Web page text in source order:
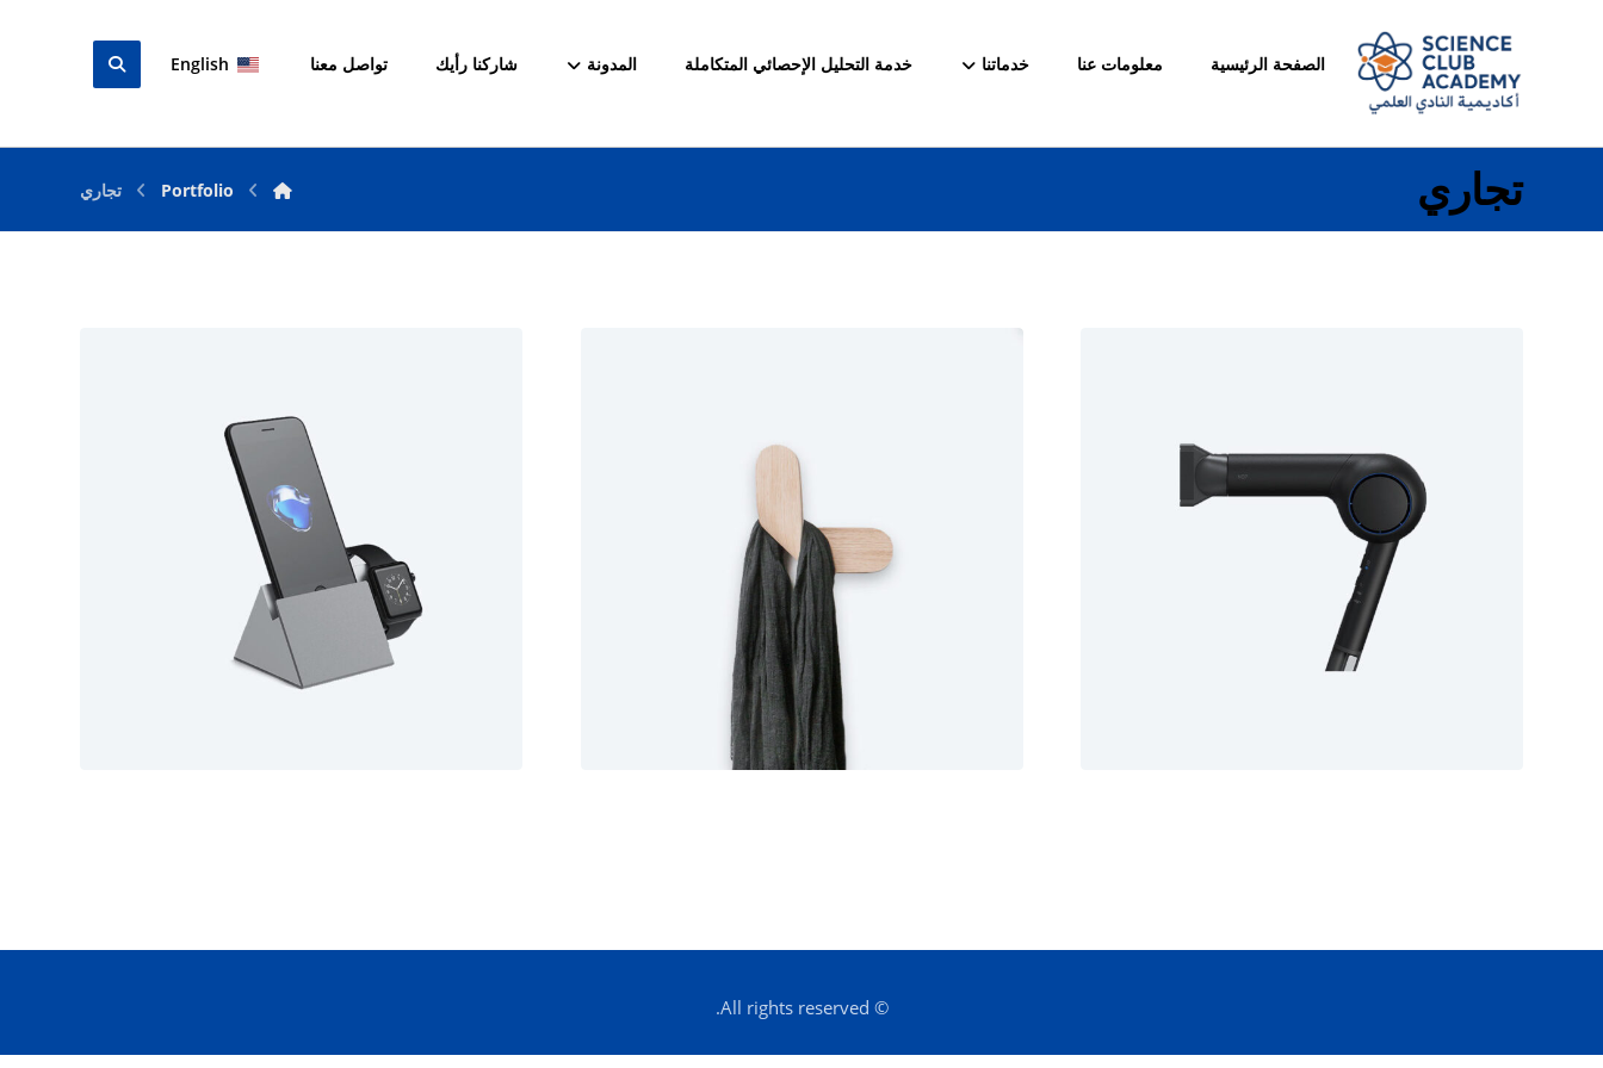
الصفحة الرئيسية معلومات عنا خدماتنا خدمة التحليل الإحصائي المتكاملة المدونة شاركنا رأيك تواصل معنا English
تجاري Portfolio تجاري
© All rights reserved.